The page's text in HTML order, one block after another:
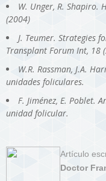
W. Unger, R. Shapiro.
(2004)
J. Teumer. Strategies
Transplant Forum Int, 18
W.R. Rassman, J.A.
unidades foliculares.
F. Jiménez, E. Poblet.
unidad folicular.
Artículo
Doctor